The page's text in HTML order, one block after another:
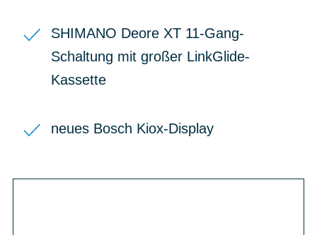
SHIMANO Deore XT 11-Gang-
Schaltung mit großer LinkGlide-
Kassette
neues Bosch Kiox-Display